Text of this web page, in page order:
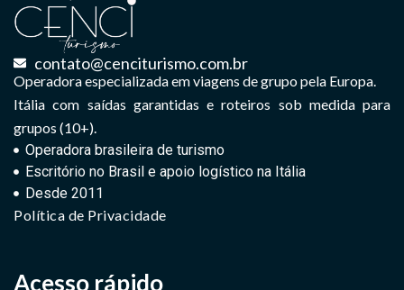
contato@cenciturismo.com.br
Operadora especializada em viagens de grupo pela Europa.
Itália com saídas garantidas e roteiros sob medida para
grupos (10+).
Operadora brasileira de turismo
Escritório no Brasil e apoio logístico na Itália
Desde 2011
Política de Privacidade
Acesso rápido